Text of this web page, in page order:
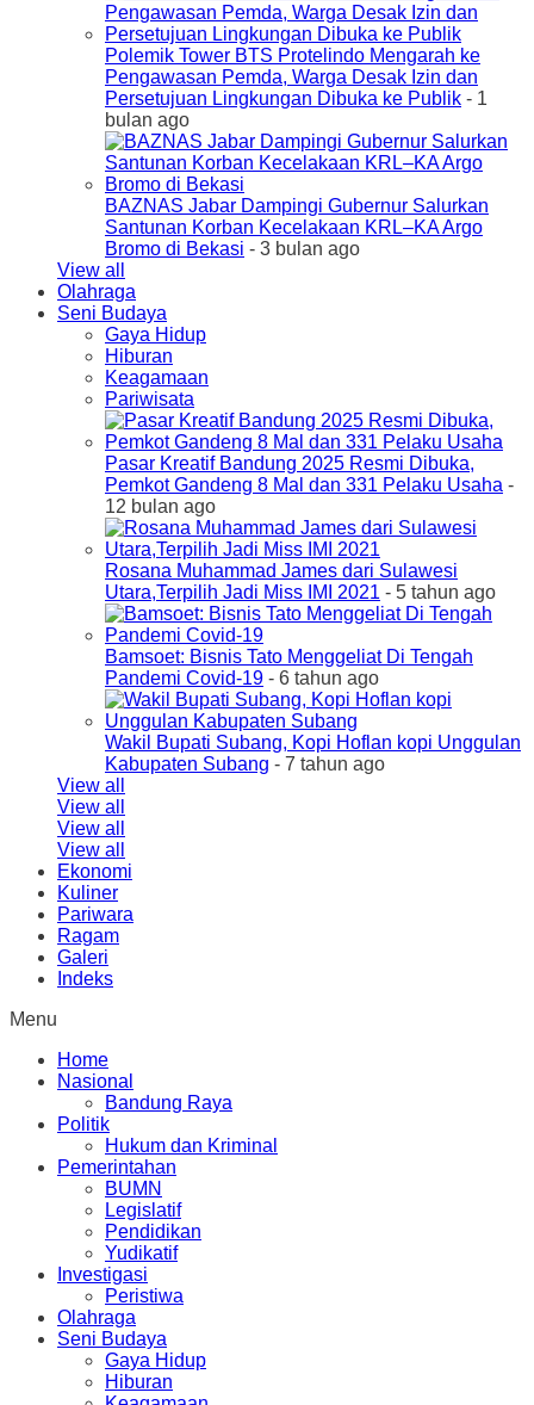
Polemik Tower BTS Protelindo Mengarah ke
Pengawasan Pemda, Warga Desak Izin dan
Persetujuan Lingkungan Dibuka ke Publik - 1
bulan ago
BAZNAS Jabar Dampingi Gubernur Salurkan
Santunan Korban Kecelakaan KRL–KA Argo
Bromo di Bekasi - 3 bulan ago
View all
Olahraga
Seni Budaya
Gaya Hidup
Hiburan
Keagamaan
Pariwisata
Pasar Kreatif Bandung 2025 Resmi Dibuka,
Pemkot Gandeng 8 Mal dan 331 Pelaku Usaha -
12 bulan ago
Rosana Muhammad James dari Sulawesi
Utara,Terpilih Jadi Miss IMI 2021 - 5 tahun ago
Bamsoet: Bisnis Tato Menggeliat Di Tengah
Pandemi Covid-19 - 6 tahun ago
Wakil Bupati Subang, Kopi Hoflan kopi Unggulan
Kabupaten Subang - 7 tahun ago
View all
View all
View all
View all
Ekonomi
Kuliner
Pariwara
Ragam
Galeri
Indeks
Menu
Home
Nasional
Bandung Raya
Politik
Hukum dan Kriminal
Pemerintahan
BUMN
Legislatif
Pendidikan
Yudikatif
Investigasi
Peristiwa
Olahraga
Seni Budaya
Gaya Hidup
Hiburan